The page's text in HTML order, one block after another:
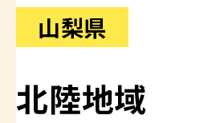
山梨県
北陸地域